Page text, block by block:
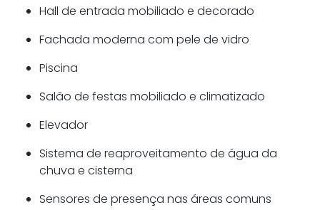
Hall de entrada mobiliado e decorado
Fachada moderna com pele de vidro
Piscina
Salão de festas mobiliado e climatizado
Elevador
Sistema de reaproveitamento de água da
chuva e cisterna
Sensores de presença nas áreas comuns